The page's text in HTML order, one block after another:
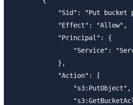
"Sid": "Put bucket
            "Effect": "Allow",
            "Principal": {
"Service":
            },
            "Action": [
                "s3:PutObject",